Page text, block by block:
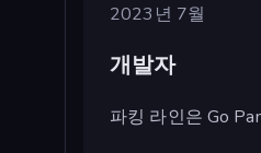
2023년 7월
개발자
파킹 라인은 Go